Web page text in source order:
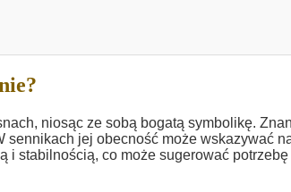
niosąc ze sobą bogatą symbolikę.
sennikach jej obecność może wskazywać
i stabilnością, co może sugerować potrzebę